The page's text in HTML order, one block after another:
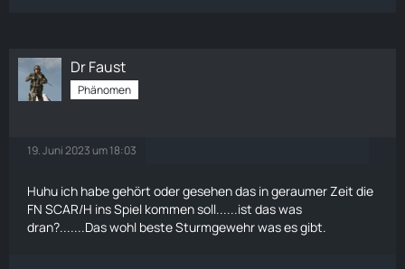
Dr Faust
Phänomen
19. Juni 2023 um 18:03
Huhu ich habe gehört oder gesehen das in geraumer Zeit die
FN SCAR/H ins Spiel kommen soll......ist das was
dran?.......Das wohl beste Sturmgewehr was es gibt.